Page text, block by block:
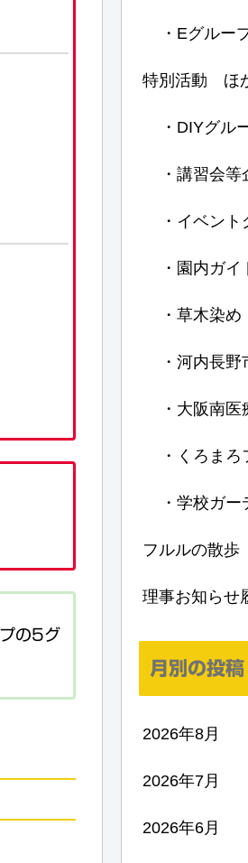
の5グ
・Eグルー
特別活動 ほ
・DIYグル
・講習会
・イベン
・園内ガ
・草木染め
・河内長
・大阪南
・くろま
・学校ガ
フルルの散歩
理事お知らせ
月別の投稿
2026年8月
2026年7月
2026年6月